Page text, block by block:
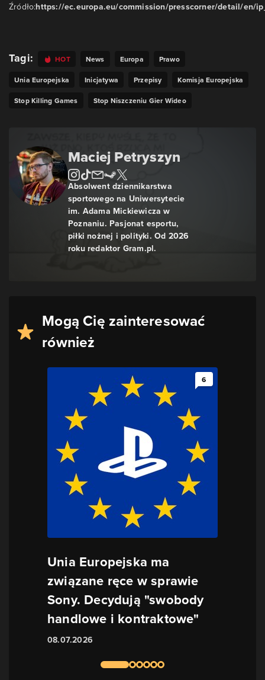
Źródło:https://ec.europa.eu/commission/presscorner/detail/en/
Tagi: HOT News Europa Prawo
Unia Europejska Inicjatywa Przepisy Komisja Europejska
Stop Killing Games Stop Niszczeniu Gier Wideo
Maciej Petryszyn
Absolwent dziennikarstwa
sportowego na Uniwersytecie
im. Adama Mickiewicza w
Poznaniu. Pasjonat esportu,
piłki nożnej i polityki. Od 2026
roku redaktor Gram.pl.
Mogą Cię zainteresować
również
6
Unia Europejska ma
związane ręce w sprawie
Sony. Decydują "swobody
handlowe i kontraktowe"
08.07.2026